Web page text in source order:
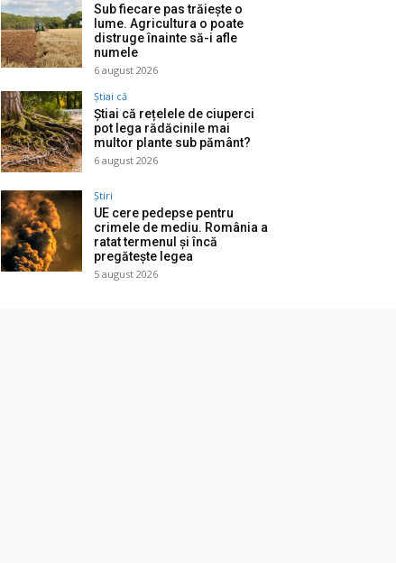
Sub fiecare pas trăiește o
lume. Agricultura o poate
distruge înainte să-i afle
numele
6 august 2026
Știai că
Știai că rețelele de ciuperci
pot lega rădăcinile mai
multor plante sub pământ?
6 august 2026
Știri
UE cere pedepse pentru
crimele de mediu. România a
ratat termenul și încă
pregătește legea
5 august 2026